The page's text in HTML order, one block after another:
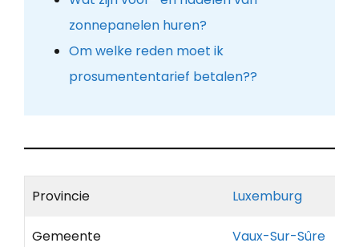
zonnepanelen huren?
Om welke reden moet ik
prosumententarief betalen??
Provincie Luxemburg
Gemeente Vaux-Sur-Sûre